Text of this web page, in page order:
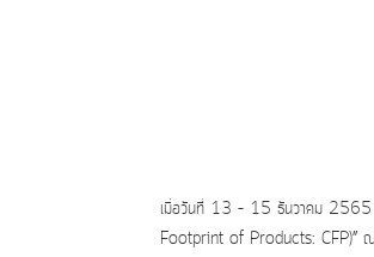
เมื่อวันที่ 13 – 15 ธันวาคม 2565
Footprint of Products: CFP)” ณ